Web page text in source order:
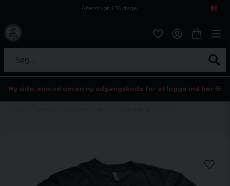
Åbent køb i 30 dage
Søg...
Ny side, anmod om en ny adgangskode for at logge ind her 💀